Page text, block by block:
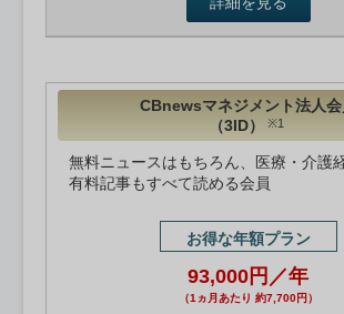
CBnewsマネジメント法人会
（3ID）
※1
無料ニュースはもちろん、医療・介護
有料記事もすべて読める会員
お得な年額プラン
93,000円／年
（1ヵ月あたり 約7,700円）